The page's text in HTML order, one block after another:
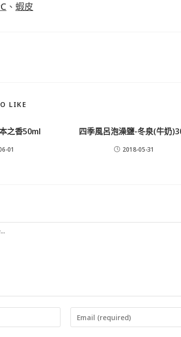
、 蝦皮
LIKE
之香50ml
01
四季風呂泡澡鹽-冬泉(牛奶
2018-05-31
Enter
your